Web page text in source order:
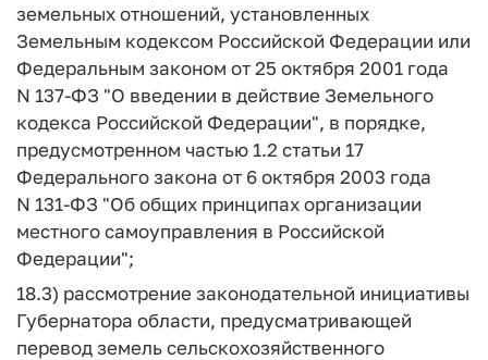
земельных отношений, установленных
Земельным кодексом Российской Федерации или
Федеральным законом от 25 октября 2001 года
N 137-ФЗ "О введении в действие Земельного
кодекса Российской Федерации", в порядке,
предусмотренном частью 1.2 статьи 17
Федерального закона от 6 октября 2003 года
N 131-ФЗ "Об общих принципах организации
местного самоуправления в Российской
Федерации";
18.3) рассмотрение законодательной инициативы
Губернатора области, предусматривающей
перевод земель сельскохозяйственного